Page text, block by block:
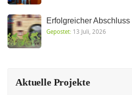
Erfolgreicher
Gepostet: 13 Juli, 2026
Aktuelle Projekte